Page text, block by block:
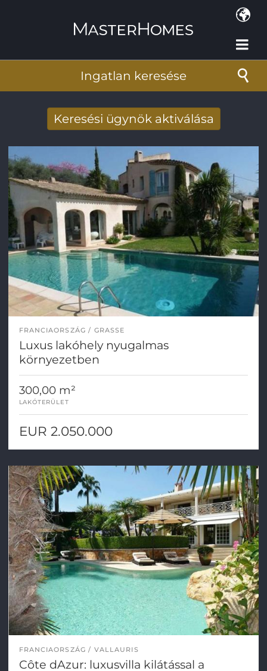
Ingatlan keresése
Keresési ügynök aktiválása
mailben
E-mail cím
FRANCIAORSZÁG GRASSE
Luxus lakóhely nyugalmas
környezetben
300,00 m²
LAKÓTERÜLET
EUR 2.050.000
FRANCIAORSZÁG VALLAURIS
Côte dAzur: luxusvilla kilátással a